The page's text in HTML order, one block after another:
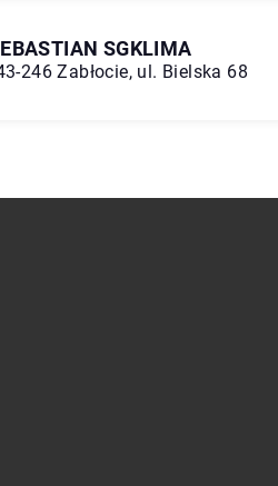
SGKLIMA
246 Zabłocie, ul. Bielska 68